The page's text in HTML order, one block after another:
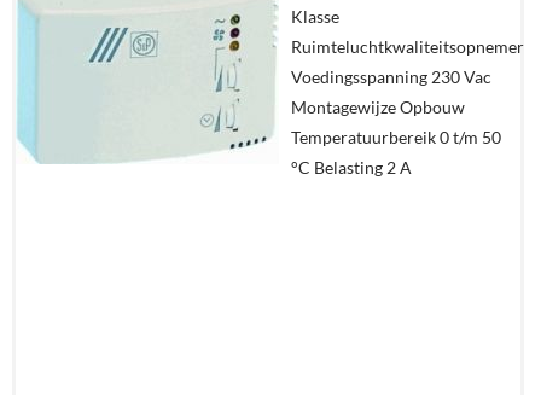
Details
In
winkelmand
Klasse
Ruimteluchtkwaliteitsopnemer
Voedingsspanning 230 Vac
Montagewijze Opbouw
Temperatuurbereik 0 t/m 50
°C Belasting 2 A